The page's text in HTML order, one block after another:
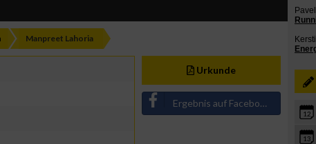
Manpreet Lahoria
Urkunde
Ergebnis auf Facebook teilen
12
13